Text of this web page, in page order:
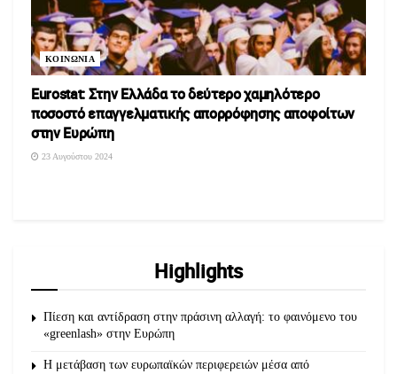
ΚΟΙΝΩΝΙΑ
Eurostat: Στην Ελλάδα το δεύτερο χαμηλότερο
ποσοστό επαγγελματικής απορρόφησης αποφοίτων
στην Ευρώπη
23 Αυγούστου 2024
Highlights
Πίεση και αντίδραση στην πράσινη αλλαγή: το φαινόμενο του
«greenlash» στην Ευρώπη
Η μετάβαση των ευρωπαϊκών περιφερειών μέσα από